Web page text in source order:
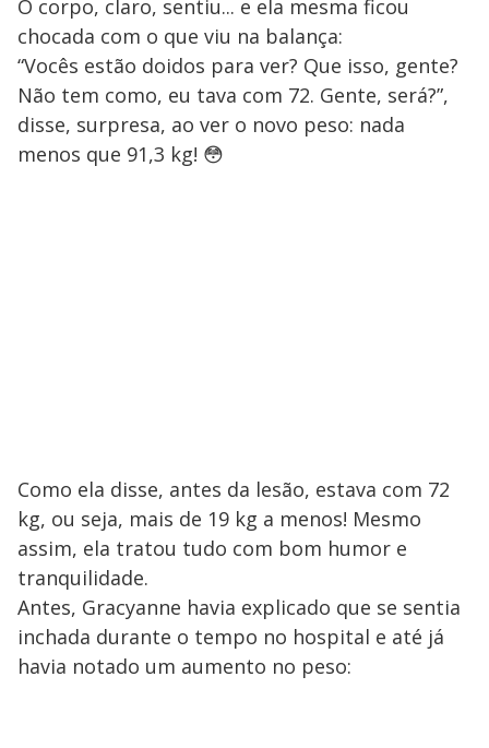
O corpo, claro, sentiu... e ela mesma ficou
chocada com o que viu na balança:
“Vocês estão doidos para ver? Que isso, gente?
Não tem como, eu tava com 72. Gente, será?”,
disse, surpresa, ao ver o novo peso: nada
menos que 91,3 kg! 😳
Como ela disse, antes da lesão, estava com 72
kg, ou seja, mais de 19 kg a menos! Mesmo
assim, ela tratou tudo com bom humor e
tranquilidade.
Antes, Gracyanne havia explicado que se sentia
inchada durante o tempo no hospital e até já
havia notado um aumento no peso: